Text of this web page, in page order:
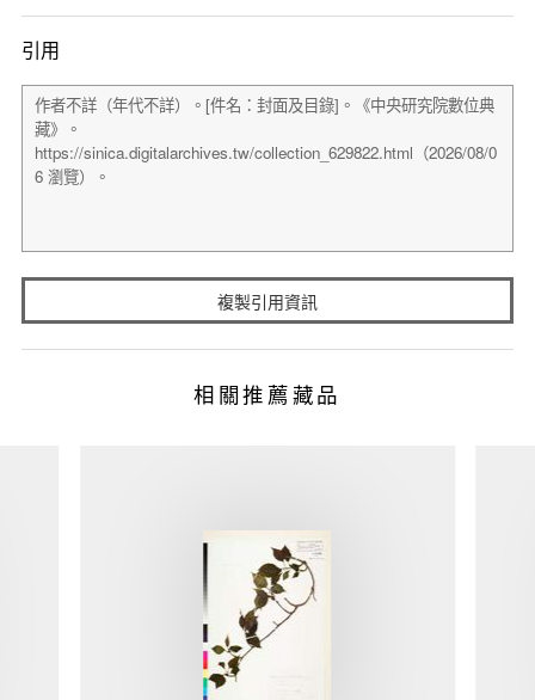
引用
複製引用資訊
相關推薦藏品